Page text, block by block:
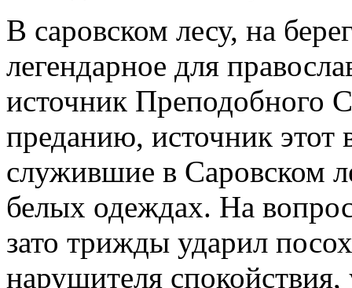
В саровском лесу, на
легендарное для
источник Преподобного
преданию, источник этот
служившие в Саровском
белых одеждах. На
зато трижды ударил
нарушителя